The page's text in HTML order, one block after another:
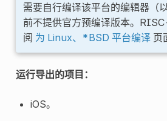
需要自行编译该平台的编辑器（
前不提供官方预编译版本。
阅 为 Linux、*BSD 平台编译页
运行导出的项目：
iOS。